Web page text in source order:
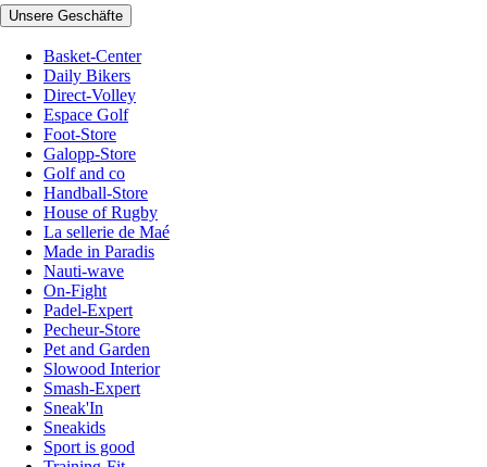
Unsere Geschäfte
Basket-Center
Daily Bikers
Direct-Volley
Espace Golf
Foot-Store
Galopp-Store
Golf and co
Handball-Store
House of Rugby
La sellerie de Maé
Made in Paradis
Nauti-wave
On-Fight
Padel-Expert
Pecheur-Store
Pet and Garden
Slowood Interior
Smash-Expert
Sneak'In
Sneakids
Sport is good